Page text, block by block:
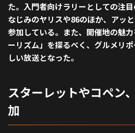
た。入門者向けラリーとしての注
なじみのヤリスや86のほか、アッ
参加している。また、開催地の魅
ーリズム」を探るべく、グルメリ
しい放送となった。
スターレットやコペン
加